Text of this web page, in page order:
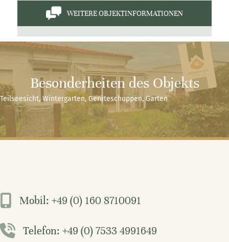
WEITERE OBJEKTINFORMATIONEN
Besonderheiten des Objekts
Teilseesicht, Wintergarten, Geräteschuppen, Garten
Mobil: +49 (0) 160 8710091
Telefon: +49 (0) 7533 4991649